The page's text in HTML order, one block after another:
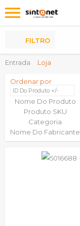
Entrada Loja
FILTRO
Ordenar por
ID Do Produto +/-
Nome Do Produto
Produto SKU
Categoria
Nome Do Fabricante